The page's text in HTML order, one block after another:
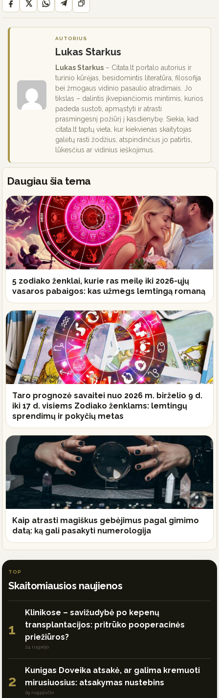
AUTORIUS
Lukas Starkus
Lukas Starkus – Citata.lt portalo autorius ir
turinio kūrėjas, besidomintis literatūra, filosofija
bei žmogaus vidinio pasaulio atradimais. Jo
tikslas – dalintis įkvepiančiomis mintimis, kurios
padeda sustoti, apmąstyti ir atrasti
prasmingesnį požiūrį į kasdienybę. Siekia, kad
citata.lt taptų vieta, kur kiekvienas skaitytojas
galėtų rasti žodžius, atspindinčius jo patirtis,
lūkesčius ar vidinius ieškojimus.
Daugiau šia tema
5 zodiako ženklai, kurie ras meilę iki 2026-ųjų
vasaros pabaigos: kas užmegs lemtingą romaną
Taro prognozė savaitei nuo 2026 m. birželio 9 d.
iki 17 d. visiems Zodiako ženklams: lemtingų
sprendimų ir pokyčių metas
Kaip atrasti magiškus gebėjimus pagal gimimo
datą: ką gali pasakyti numerologija
TOP
Skaitomiausios naujienos
1
Klinikose – savižudybė po kepenų
transplantacijos: pritrūko pooperacinės
priežiūros?
24 rugsėjo
2
Kunigas Doveika atsakė, ar galima kremuoti
mirusiuosius: atsakymas nustebins
29 rugpjūčio